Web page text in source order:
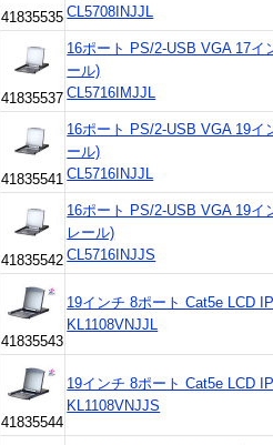
41835535 CL5708INJJL
41835537
16ポート PS/2-USB VGA 17イ
ール)
CL5716IMJJL
41835541
16ポート PS/2-USB VGA 19イ
ール)
CL5716INJJL
41835542
16ポート PS/2-USB VGA 19イ
レール)
CL5716INJJS
41835543
19インチ 8ポート Cat5e LCD
KL1108VNJJL
41835544
19インチ 8ポート Cat5e LCD
KL1108VNJJS